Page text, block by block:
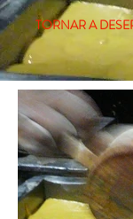
TORNAR A